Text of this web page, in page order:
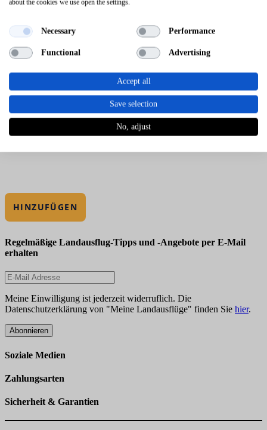
HINZUFÜGEN
Regelmäßige Landausflug-Tipps und -Angebote per E-Mail
erhalten
Meine Einwilligung ist jederzeit widerruflich. Die
Datenschutzerklärung von "Meine Landausflüge" finden Sie hier.
Abonnieren
Soziale Medien
Zahlungsarten
Sicherheit & Garantien
about the cookies we use open the settings.
Necessary Performance
Functional Advertising
Accept all
Save selection
No, adjust